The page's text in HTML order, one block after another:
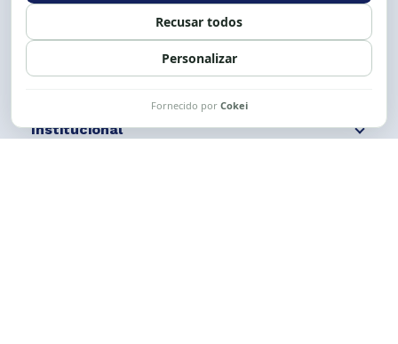
Siga nossas redes Fale conosco
Institucional